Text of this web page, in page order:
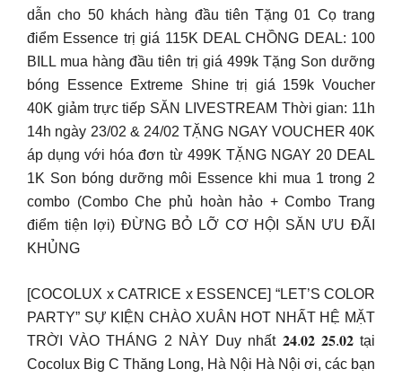
dẫn cho 50 khách hàng đầu tiên Tặng 01 Cọ trang
điểm Essence trị giá 115K DEAL CHỒNG DEAL: 100
BILL mua hàng đầu tiên trị giá 499k Tặng Son dưỡng
bóng Essence Extreme Shine trị giá 159k Voucher
40K giảm trực tiếp SĂN LIVESTREAM Thời gian: 11h
14h ngày 23/02 & 24/02 TẶNG NGAY VOUCHER 40K
áp dụng với hóa đơn từ 499K TẶNG NGAY 20 DEAL
1K Son bóng dưỡng môi Essence khi mua 1 trong 2
combo (Combo Che phủ hoàn hảo + Combo Trang
điểm tiện lợi) ĐỪNG BỎ LỠ CƠ HỘI SĂN ƯU ĐÃI
KHỦNG
[COCOLUX x CATRICE x ESSENCE] “LET’S COLOR
PARTY” SỰ KIỆN CHÀO XUÂN HOT NHẤT HỆ MẶT
TRỜI VÀO THÁNG 2 NÀY Duy nhất 𝟐𝟒.𝟎𝟐 𝟐𝟓.𝟎𝟐 tại
Cocolux Big C Thăng Long, Hà Nội Hà Nội ơi, các bạn